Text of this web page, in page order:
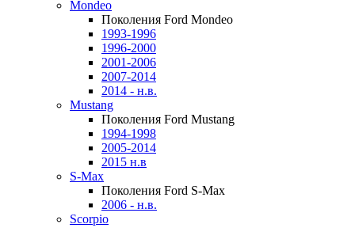
Mondeo
Поколения Ford Mondeo
1993-1996
1996-2000
2001-2006
2007-2014
2014 - н.в.
Mustang
Поколения Ford Mustang
1994-1998
2005-2014
2015 н.в
S-Max
Поколения Ford S-Max
2006 - н.в.
Scorpio